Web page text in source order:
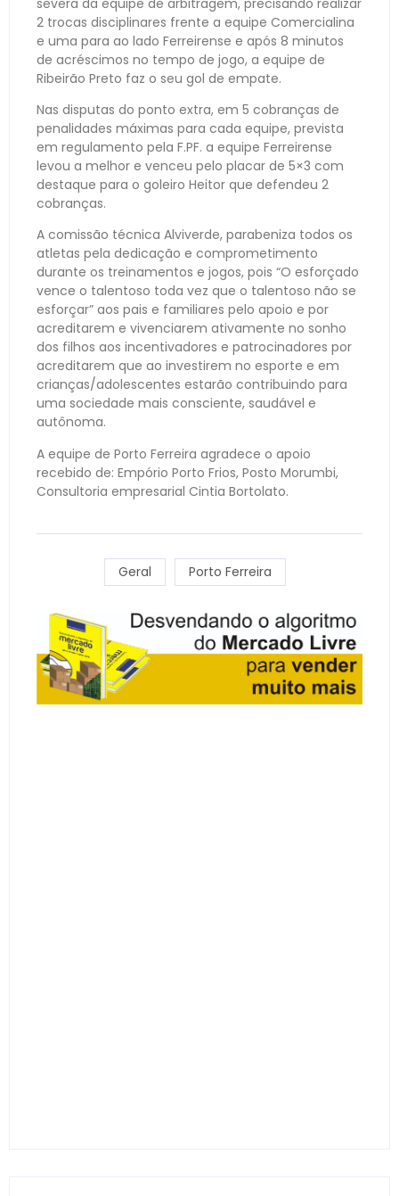
2 trocas disciplinares frente a equipe Comercialina
e uma para ao lado Ferreirense e após 8 minutos
de acréscimos no tempo de jogo, a equipe de
Ribeirão Preto faz o seu gol de empate.
Nas disputas do ponto extra, em 5 cobranças de
penalidades máximas para cada equipe, prevista
em regulamento pela F.PF. a equipe Ferreirense
levou a melhor e venceu pelo placar de 5×3 com
destaque para o goleiro Heitor que defendeu 2
cobranças.
A comissão técnica Alviverde, parabeniza todos os
atletas pela dedicação e comprometimento
durante os treinamentos e jogos, pois “O esforçado
vence o talentoso toda vez que o talentoso não se
esforçar” aos pais e familiares pelo apoio e por
acreditarem e vivenciarem ativamente no sonho
dos filhos aos incentivadores e patrocinadores por
acreditarem que ao investirem no esporte e em
crianças/adolescentes estarão contribuindo para
uma sociedade mais consciente, saudável e
autônoma.
A equipe de Porto Ferreira agradece o apoio
recebido de: Empório Porto Frios, Posto Morumbi,
Consultoria empresarial Cintia Bortolato.
Geral Porto Ferreira